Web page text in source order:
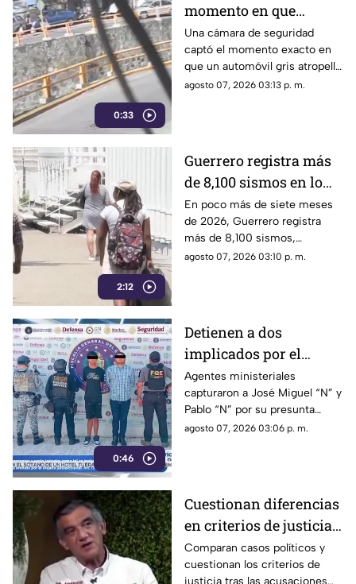
0:33
momento en que
vehículo embiste a una
familia en
Chilpancingo
Una cámara de seguridad
captó el momento exacto en
que un automóvil gris atropelló
a una familia que caminaba
agosto 07, 2026 03:13 p. m.
2:12
Guerrero registra más
de 8,100 sismos en lo
que va de 2026, el año
con mayor sismicidad
de los últimos cinco
años
En poco más de siete meses
de 2026, Guerrero registra
más de 8,100 sismos,
posicionándose como el año
agosto 07, 2026 03:10 p. m.
0:46
Detienen a dos
implicados por el
homicidio de Violeta en
su estética en Acapulco
Agentes ministeriales
capturaron a José Miguel “N” y
Pablo “N” por su presunta
responsabilidad en el
agosto 07, 2026 03:06 p. m.
Cuestionan diferencias
en criterios de justicia
por casos políticos en
Guerrero y Sinaloa
Comparan casos políticos y
cuestionan los criterios de